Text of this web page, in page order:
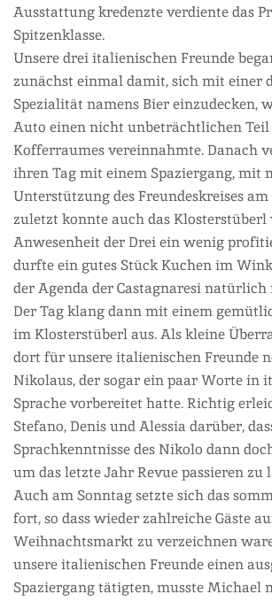
Ausstattung kredenzte verdiente das
Spitzenklasse.
Unsere drei italienischen Freunde
zunächst einmal damit, sich mit einer
Spezialität namens Bier einzudecken,
Auto einen nicht unbeträchtlichen Teil
Kofferraumes vereinnahmte. Danach
ihren Tag mit einem Spaziergang, mit
Unterstützung des Freundeskreises
zuletzt konnte auch das Klosterstüberl
Anwesenheit der Drei ein wenig
durfte ein gutes Stück Kuchen im
der Agenda der Castagnaresi
Der Tag klang dann mit einem
im Klosterstüberl aus. Als kleine
dort für unsere italienischen Freunde
Nikolaus, der sogar ein paar Worte in
Sprache vorbereitet hatte. Richtig
Stefano, Denis und Alessia darüber,
Sprachkenntnisse des Nikolo dann
um das letzte Jahr Revue passieren zu
Auch am Sonntag setzte sich das
fort, so dass wieder zahlreiche Gäste
Weihnachtsmarkt zu verzeichnen
unsere italienischen Freunde einen
Spaziergang tätigten, musste Michael